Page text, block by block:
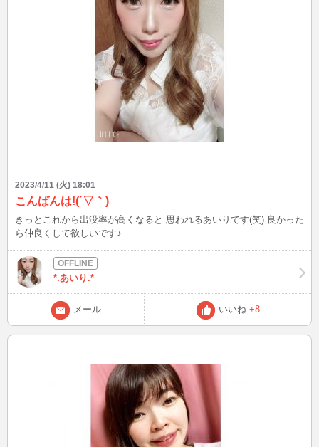
2023/4/11 (火) 18:01
こんばんは!(´▽｀)
きっとこれから出没率が高くなると 思われるあいりです(笑) 良かった
ら仲良くして欲しいです♪
*.あいり.*
メール いいね +8